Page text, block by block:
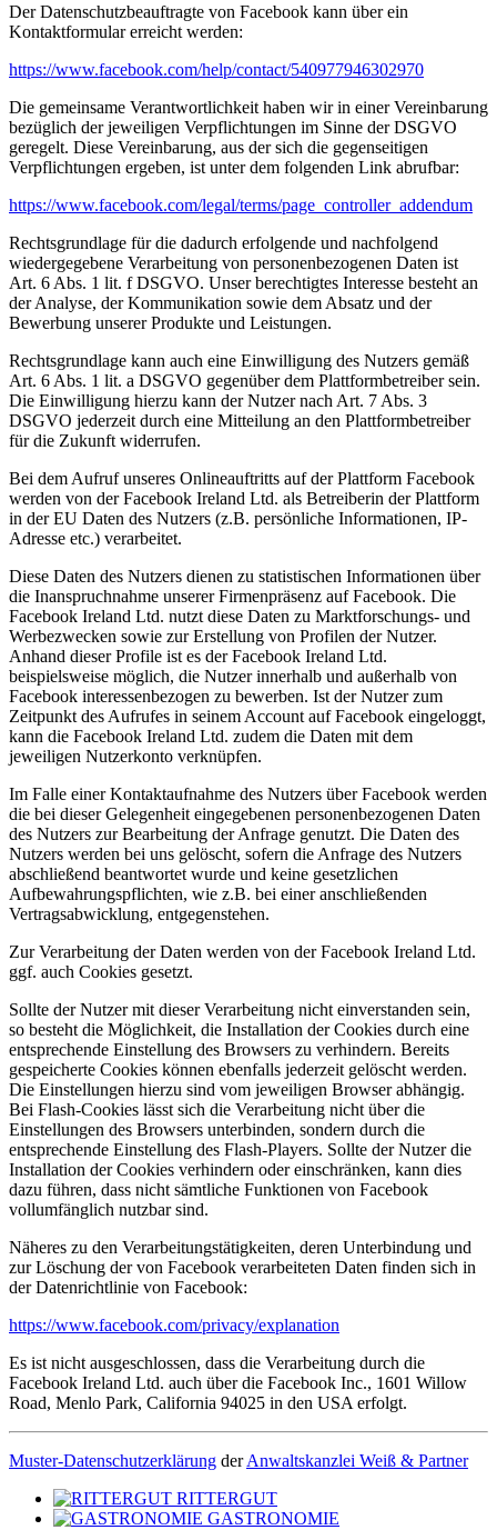
Der Datenschutzbeauftragte von Facebook kann über ein
Kontaktformular erreicht werden:
https://www.facebook.com/help/contact/540977946302970
Die gemeinsame Verantwortlichkeit haben wir in einer Vereinbarung
bezüglich der jeweiligen Verpflichtungen im Sinne der DSGVO
geregelt. Diese Vereinbarung, aus der sich die gegenseitigen
Verpflichtungen ergeben, ist unter dem folgenden Link abrufbar:
https://www.facebook.com/legal/terms/page_controller_addendum
Rechtsgrundlage für die dadurch erfolgende und nachfolgend
wiedergegebene Verarbeitung von personenbezogenen Daten ist
Art. 6 Abs. 1 lit. f DSGVO. Unser berechtigtes Interesse besteht an
der Analyse, der Kommunikation sowie dem Absatz und der
Bewerbung unserer Produkte und Leistungen.
Rechtsgrundlage kann auch eine Einwilligung des Nutzers gemäß
Art. 6 Abs. 1 lit. a DSGVO gegenüber dem Plattformbetreiber sein.
Die Einwilligung hierzu kann der Nutzer nach Art. 7 Abs. 3
DSGVO jederzeit durch eine Mitteilung an den Plattformbetreiber
für die Zukunft widerrufen.
Bei dem Aufruf unseres Onlineauftritts auf der Plattform Facebook
werden von der Facebook Ireland Ltd. als Betreiberin der Plattform
in der EU Daten des Nutzers (z.B. persönliche Informationen, IP-
Adresse etc.) verarbeitet.
Diese Daten des Nutzers dienen zu statistischen Informationen über
die Inanspruchnahme unserer Firmenpräsenz auf Facebook. Die
Facebook Ireland Ltd. nutzt diese Daten zu Marktforschungs- und
Werbezwecken sowie zur Erstellung von Profilen der Nutzer.
Anhand dieser Profile ist es der Facebook Ireland Ltd.
beispielsweise möglich, die Nutzer innerhalb und außerhalb von
Facebook interessenbezogen zu bewerben. Ist der Nutzer zum
Zeitpunkt des Aufrufes in seinem Account auf Facebook eingeloggt,
kann die Facebook Ireland Ltd. zudem die Daten mit dem
jeweiligen Nutzerkonto verknüpfen.
Im Falle einer Kontaktaufnahme des Nutzers über Facebook werden
die bei dieser Gelegenheit eingegebenen personenbezogenen Daten
des Nutzers zur Bearbeitung der Anfrage genutzt. Die Daten des
Nutzers werden bei uns gelöscht, sofern die Anfrage des Nutzers
abschließend beantwortet wurde und keine gesetzlichen
Aufbewahrungspflichten, wie z.B. bei einer anschließenden
Vertragsabwicklung, entgegenstehen.
Zur Verarbeitung der Daten werden von der Facebook Ireland Ltd.
ggf. auch Cookies gesetzt.
Sollte der Nutzer mit dieser Verarbeitung nicht einverstanden sein,
so besteht die Möglichkeit, die Installation der Cookies durch eine
entsprechende Einstellung des Browsers zu verhindern. Bereits
gespeicherte Cookies können ebenfalls jederzeit gelöscht werden.
Die Einstellungen hierzu sind vom jeweiligen Browser abhängig.
Bei Flash-Cookies lässt sich die Verarbeitung nicht über die
Einstellungen des Browsers unterbinden, sondern durch die
entsprechende Einstellung des Flash-Players. Sollte der Nutzer die
Installation der Cookies verhindern oder einschränken, kann dies
dazu führen, dass nicht sämtliche Funktionen von Facebook
vollumfänglich nutzbar sind.
Näheres zu den Verarbeitungstätigkeiten, deren Unterbindung und
zur Löschung der von Facebook verarbeiteten Daten finden sich in
der Datenrichtlinie von Facebook:
https://www.facebook.com/privacy/explanation
Es ist nicht ausgeschlossen, dass die Verarbeitung durch die
Facebook Ireland Ltd. auch über die Facebook Inc., 1601 Willow
Road, Menlo Park, California 94025 in den USA erfolgt.
Muster-Datenschutzerklärung derAnwaltskanzlei Weiß & Partner
RITTERGUT
GASTRONOMIE